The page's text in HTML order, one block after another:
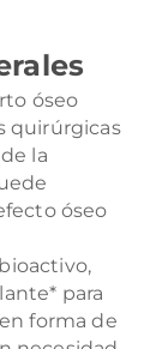
óseo
quirúrgicas
la
óseo
para
forma de